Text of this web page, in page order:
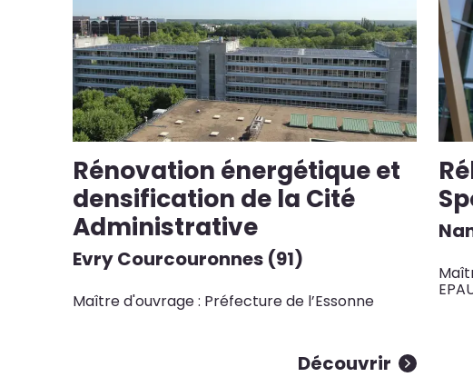
Rénovation énergétique et
densification de la Cité
Administrative
Evry Courcouronnes (91)
Maître d'ouvrage : Préfecture de l’Essonne
Découvrir